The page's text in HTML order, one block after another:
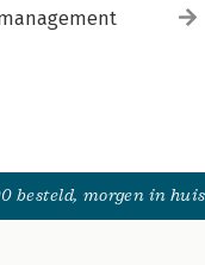
besteld, morgen in huis